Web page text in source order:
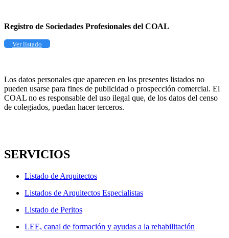
Registro de Sociedades Profesionales del COAL
Ver listado
Los datos personales que aparecen en los presentes listados no
pueden usarse para fines de publicidad o prospección comercial. El
COAL no es responsable del uso ilegal que, de los datos del censo
de colegiados, puedan hacer terceros.
SERVICIOS
Listado de Arquitectos
Listados de Arquitectos Especialistas
Listado de Peritos
LEE, canal de formación y ayudas a la rehabilitación